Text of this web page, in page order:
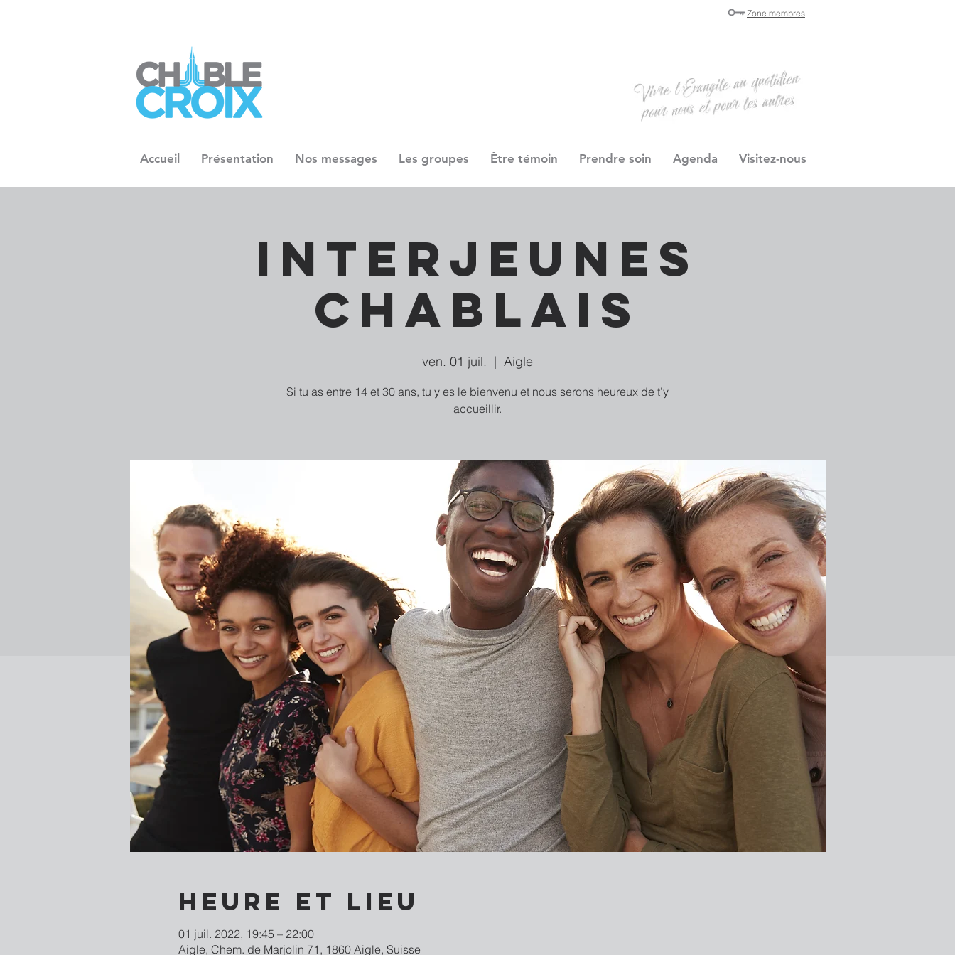
Zone membres
Accueil Présentation Nos messages Les groupes Être témoin Prendre soin Agenda Visitez-nous
Interjeunes
Chablais
ven. 01 juil.
  |
Aigle
Si tu as entre 14 et 30 ans, tu y es le bienvenu et nous serons heureux de t’y
accueillir.
Heure et lieu
01 juil. 2022, 19:45 – 22:00
Aigle, Chem. de Marjolin 71, 1860 Aigle, Suisse